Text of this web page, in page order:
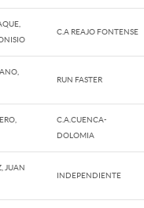
C.A REAJO FONTENSE
RUN FASTER
C.A.CUENCA-
DOLOMIA
JUAN
INDEPENDIENTE